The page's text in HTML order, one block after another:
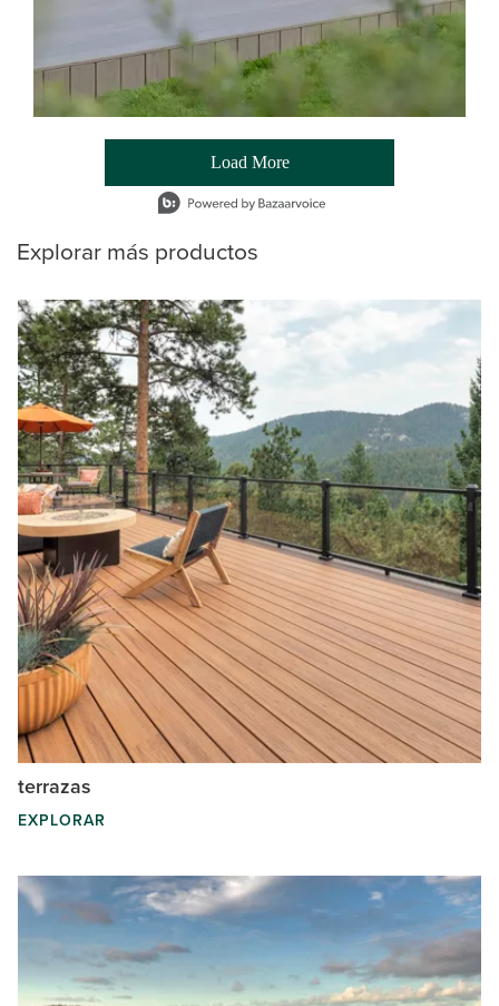
Load More
- Media Gallery
1 of 54 total items loaded in Media Gallery
Explorar más productos
terrazas
EXPLORAR